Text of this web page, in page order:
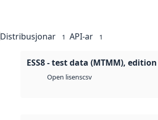
Distribusjonar 1 API-ar 1
ESS8 - test data (MTMM),
Open lisenscsv